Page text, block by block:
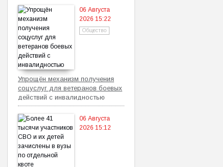
06 Августа
2026 15:22
Общество
Упрощён механизм получения
соцуслуг для ветеранов боевых
действий с инвалидностью
06 Августа
2026 15:12